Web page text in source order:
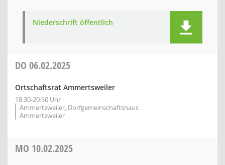
Niederschrift öffentlich
DO 06.02.2025
Ortschaftsrat Ammertsweiler
18:30-20:50 Uhr
Ammertsweiler, Dorfgemeinschaftshaus
Ammertsweiler
MO 10.02.2025